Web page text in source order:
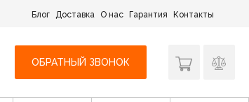
Блог Доставка О нас Гарантия Контакты
ОБРАТНЫЙ ЗВОНОК